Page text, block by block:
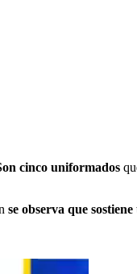
cinco uniformados
se observa que